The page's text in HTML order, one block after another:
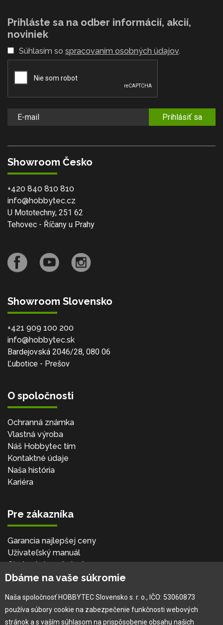
Prihláste sa na odber informácií, akcií,
noviniek
Súhlasím so spracovaním osobných údajov.
Prihlásiť sa
Showroom Česko
+420 840 810 810
info@hobbytec.cz
U Mototechny, 251 62
Tehovec - Říčany u Prahy
Showroom Slovensko
+421 909 100 200
info@hobbytec.sk
Bardejovská 2046/28, 080 06
Ľubotice - Prešov
O spoločnosti
Ochranná známka
Vlastná výroba
Náš Hobbytec tím
Kontaktné údaje
Naša história
Kariéra
Pre zákazníka
Garancia najlepšej ceny
Užívateľský manuál
Obchodné podmienky
Zákazník & partner
Novinky
Dbáme na vaše súkromie
Naša spoločnosť HOBBYTEC Slovensko s. r. o., IČO: 53060873
používa súbory cookie na zabezpečenie funkčnosti webových
stránok a s vaším súhlasom na prispôsobenie obsahu našich